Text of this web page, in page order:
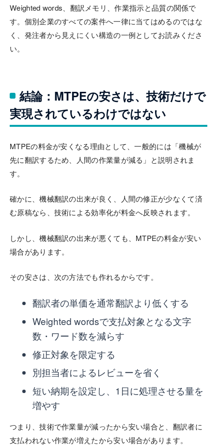
Weighted words、翻訳メモリ、作業指示と品質の関係で
す。個別企業のすべての案件へ一律に当てはめるのではな
く、発注者から見えにくい構造の一例としてお読みくださ
い。
結論：MTPEの安さは、技術だけで
実現されているわけではない
MTPEの料金が安くなる理由として、一般的には「機械が
先に翻訳するため、人間の作業量が減る」と説明されま
す。
確かに、機械翻訳の出来が良く、人間の修正が少なくて済
む原稿なら、技術による効率化が料金へ反映されます。
しかし、機械翻訳の出来が悪くても、MTPEの料金が安い
場合があります。
その安さは、次の方法でも作れるからです。
翻訳者の単価を通常翻訳より低くする
Weighted wordsで支払対象となる文字
数・ワード数を減らす
修正対象を限定する
別担当者によるレビューを省く
短い納期を設定し、1日に処理させる量を
増やす
つまり、技術で作業量が減ったから安い場合と、翻訳者に
支払われない作業が増えたから安い場合があります。